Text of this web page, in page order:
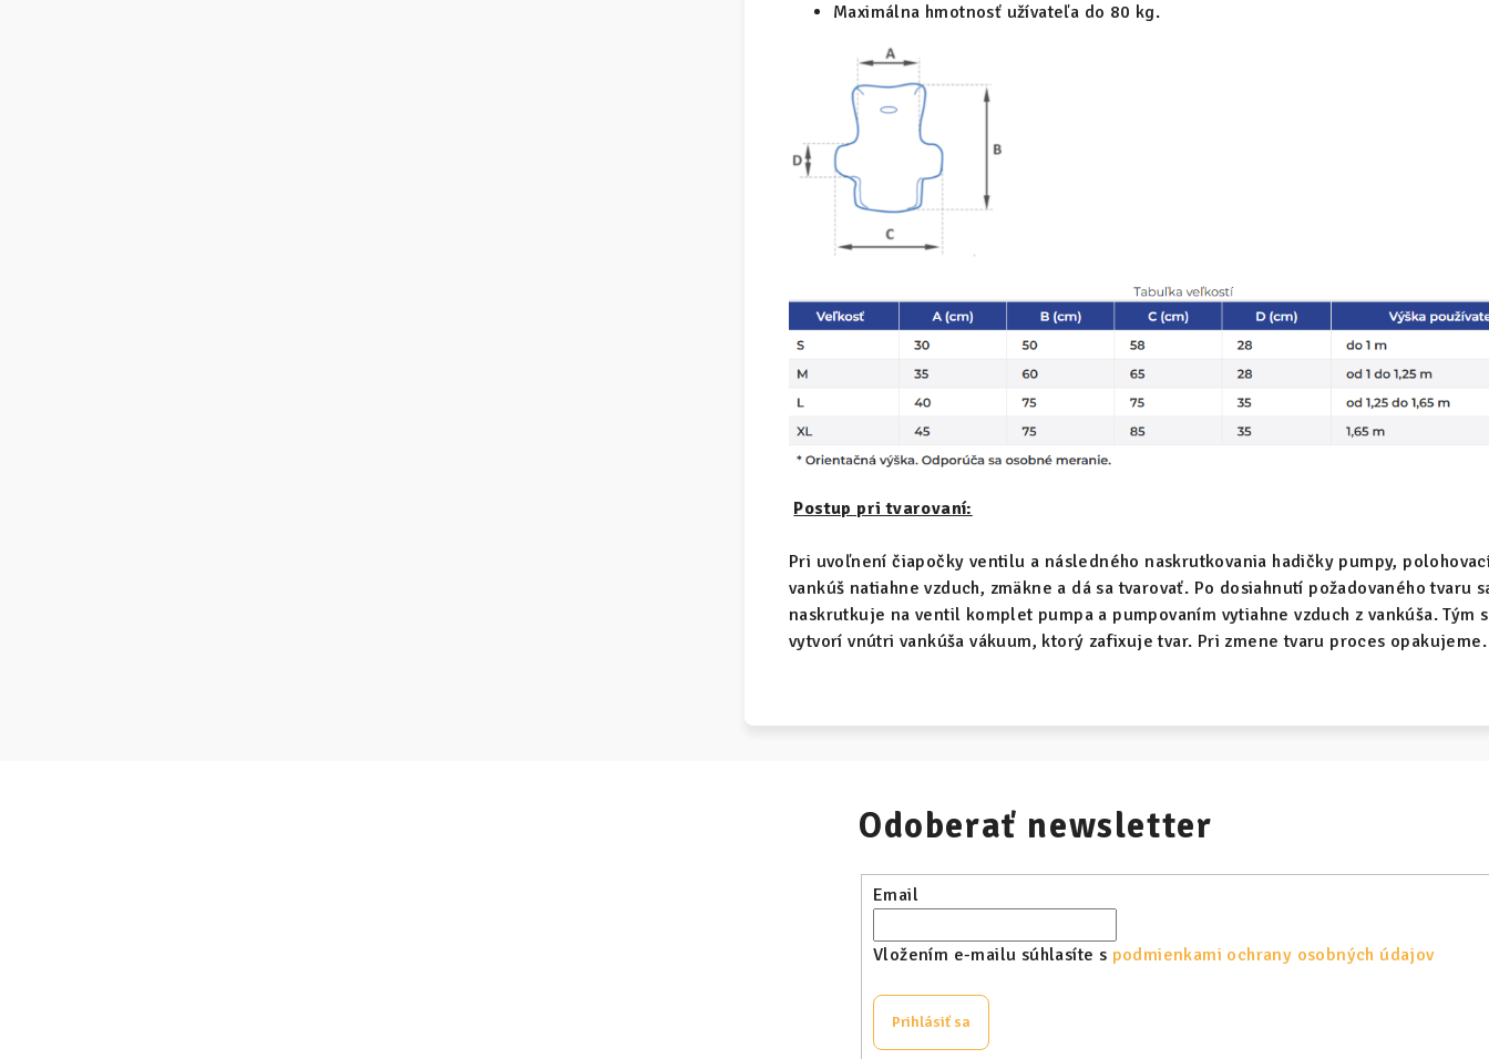
Maximálna hmotnosť užívateľa do 80 kg.
Postup pri tvarovaní:
Pri uvoľnení čiapočky ventilu a následného naskrutkovania hadičky pumpy,
vankúš natiahne vzduch, zmäkne a dá sa tvarovať. Po dosiahnutí požadovaného tvaru
naskrutkuje na ventil komplet pumpa a pumpovaním vytiahne vzduch z vankúša. Tým
vytvorí vnútri vankúša vákuum, ktorý zafixuje tvar. Pri zmene tvaru proces opakujeme.
Odoberať newsletter
Email
Vložením e-mailu súhlasíte s podmienkami ochrany osobných údajov
Prihlásiť sa